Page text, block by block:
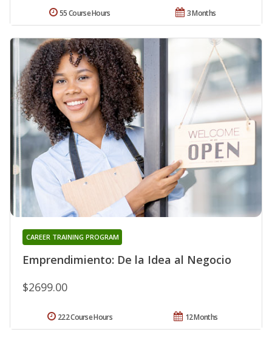
3 Months
55 Course Hours
Emprendimiento: De la Idea al Negocio
CAREER TRAINING PROGRAM
$2699.00
12 Months
222 Course Hours